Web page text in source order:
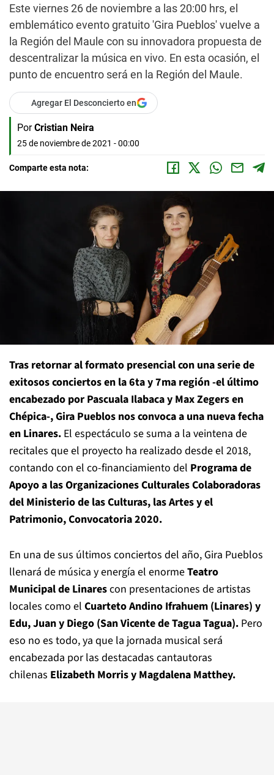
Este viernes 26 de noviembre a las 20:00 hrs, el
emblemático evento gratuito 'Gira Pueblos' vuelve a
la Región del Maule con su innovadora propuesta de
descentralizar la música en vivo. En esta ocasión, el
punto de encuentro será en la Región del Maule.
Agregar El Desconcierto en
Por Cristian Neira
25 de noviembre de 2021 - 00:00
Comparte esta nota:
Tras retornar al formato presencial con una serie de
exitosos conciertos en la 6ta y 7ma región -el último
encabezado por Pascuala Ilabaca y Max Zegers en
Chépica-, Gira Pueblos nos convoca a una nueva fecha
en Linares. El espectáculo se suma a la veintena de
recitales que el proyecto ha realizado desde el 2018,
contando con el co-financiamiento del Programa de
Apoyo a las Organizaciones Culturales Colaboradoras
del Ministerio de las Culturas, las Artes y el
Patrimonio, Convocatoria 2020.
En una de sus últimos conciertos del año, Gira Pueblos
llenará de música y energía el enormeTeatro
Municipal de Linarescon presentaciones de artistas
locales como el Cuarteto Andino Ifrahuem (Linares) y
Edu, Juan y Diego (San Vicente de Tagua Tagua). Pero
eso no es todo, ya que la jornada musical será
encabezada por las destacadas cantautoras
chilenas Elizabeth Morris y Magdalena Matthey.